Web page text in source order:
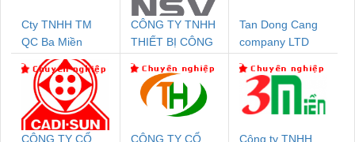
Cty TNHH TM
QC Ba Miền
CÔNG TY TNHH
THIẾT BỊ CÔNG
SETSUBI VIỆT
NAM
Tan Dong Cang
company LTD
CÔNG TY CỔ
CÔNG TY CỔ
Công ty TNHH